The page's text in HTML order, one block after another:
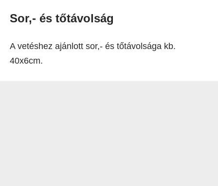
Sor,- és tőtávolság
A vetéshez ajánlott sor,- és tőtávolsága kb.
40x6cm.